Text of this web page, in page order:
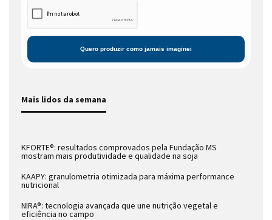
Mais lidos da semana
KFORTE®: resultados comprovados pela Fundação MS
mostram mais produtividade e qualidade na soja
KAAPY: granulometria otimizada para máxima performance
nutricional
NIRA®: tecnologia avançada que une nutrição vegetal e
eficiência no campo